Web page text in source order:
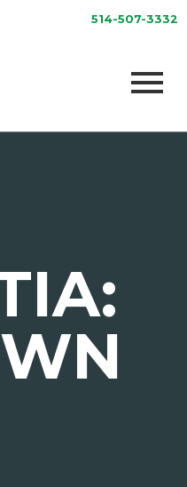
514-507-3332